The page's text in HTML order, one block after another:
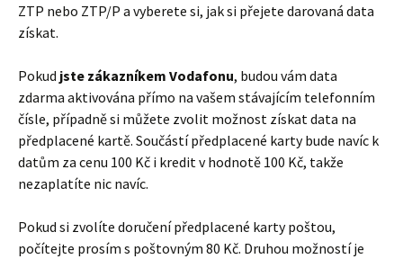
ZTP nebo ZTP/P a vyberete si, jak si přejete darovaná data
získat.
Pokud jste zákazníkem Vodafonu, budou vám data
zdarma aktivována přímo na vašem stávajícím telefonním
čísle, případně si můžete zvolit možnost získat data na
předplacené kartě. Součástí předplacené karty bude navíc k
datům za cenu 100 Kč i kredit v hodnotě 100 Kč, takže
nezaplatíte nic navíc.
Pokud si zvolíte doručení předplacené karty poštou,
počítejte prosím s poštovným 80 Kč. Druhou možností je